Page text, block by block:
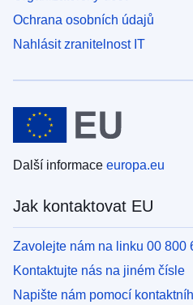
Ochrana osobních údajů
Nahlásit zranitelnost IT
Další informace europa.eu
Jak kontaktovat EU
Zavolejte nám na linku 00 800
Kontaktujte nás na jiném čísle
Napište nám pomocí